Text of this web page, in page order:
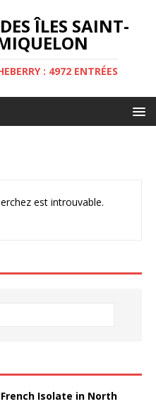
ÎLES SAINT-
: 4972 ENTRÉES
est introuvable.
Isolate in North